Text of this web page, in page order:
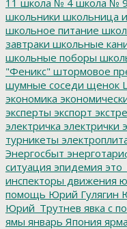
школьники школьница
школьное питание
завтраки школьные
школьные поборы
"Феникс" штормовое
шумные соседи щенок
экономика
эксперты экспорт
электричка электрички
турникеты
Энергосбыт
ситуация эпидемия
инспекторы движения
помощь Юрий Гулягин
Юрий_Трутнев явка с
ямы январь Япония